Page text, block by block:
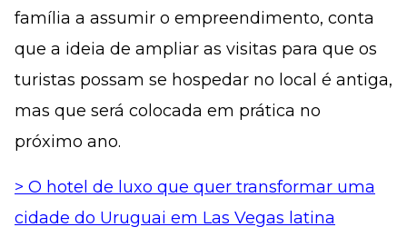
família a assumir o empreendimento, conta
que a ideia de ampliar as visitas para que os
turistas possam se hospedar no local é antiga,
mas que será colocada em prática no
próximo ano.
> O hotel de luxo que quer transformar uma
cidade do Uruguai em Las Vegas latina